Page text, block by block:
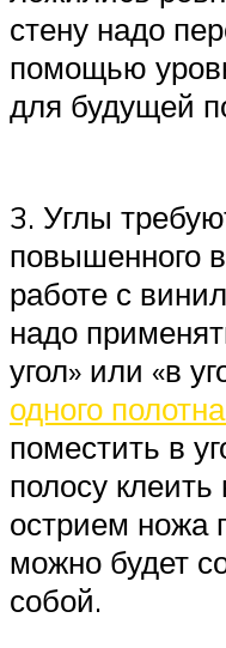
стену надо
помощью
для будущей
3. Углы
повышенного
работе с
надо
угол» или «в
одного
поместить в
полосу
острием ножа
можно будет
собой.